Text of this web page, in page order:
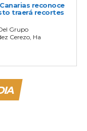
reconoce
traerá recortes
Grupo
Cerezo, Ha